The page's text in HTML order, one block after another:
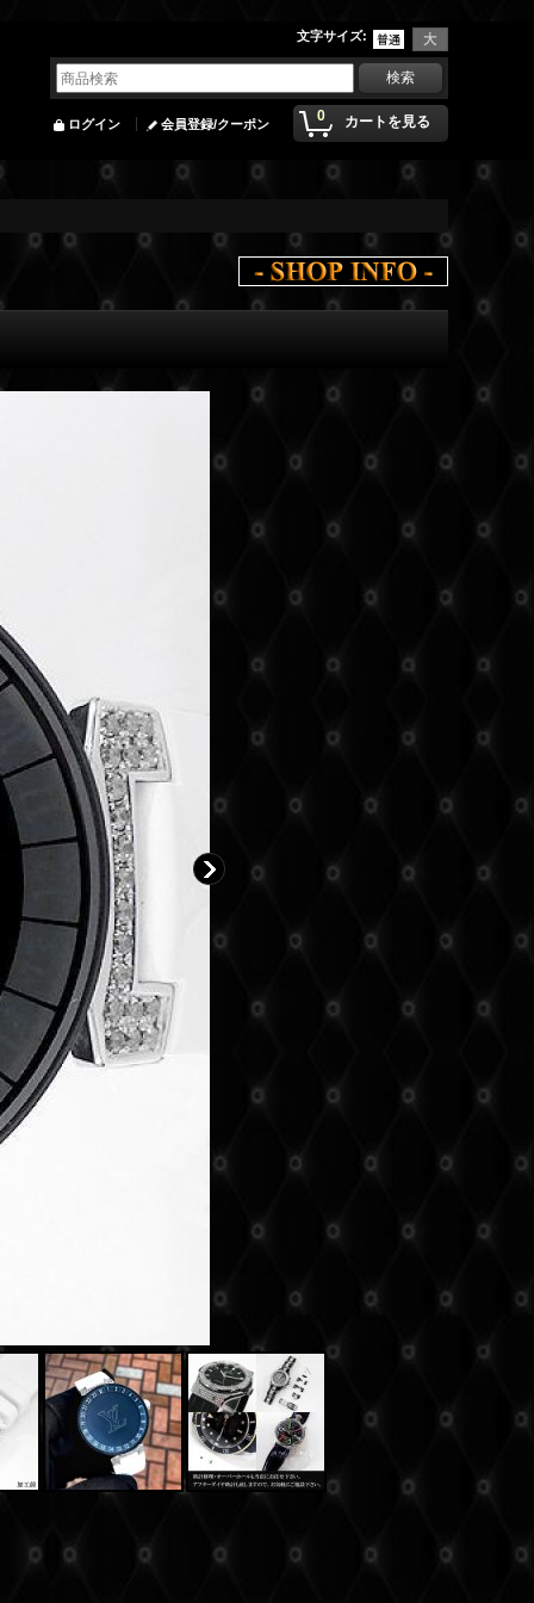
文字サイズ:
0 カートを見る
ログイン 会員登録/クーポン